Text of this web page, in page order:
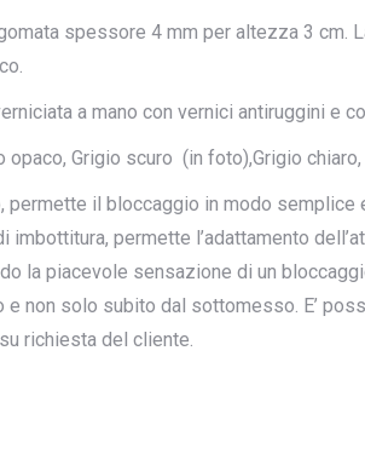
spessore 4 mm per altezza 3 cm.
a mano con vernici antiruggini e
opaco, Grigio scuro (in foto),Grigio
permette il bloccaggio in modo
permette l’adattamento
la piacevole sensazione di un
non solo subito dal sottomesso. E’
richiesta del cliente.